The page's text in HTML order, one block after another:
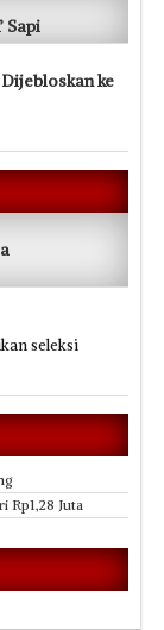
Sapi
ke
seleksi
Rp1,28 Juta